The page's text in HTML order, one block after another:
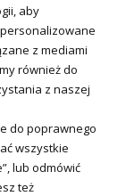
aby
z mediami
również do
z naszej
do poprawnego
wszystkie
lub odmówić
też